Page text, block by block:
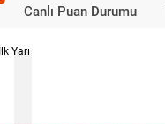
Canlı Puan Durumu
İlk Yarı